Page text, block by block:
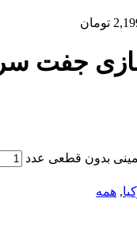
تومان
جفت
بدون قطعی عدد
, همه